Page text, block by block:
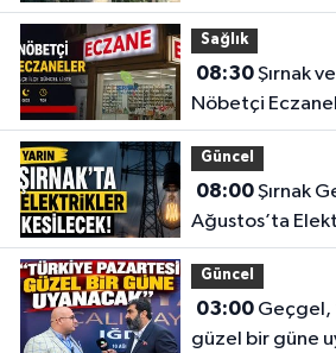
Sağlık
08:30Şırnak ve İlçelerinde
Nöbetçi
Güncel
08:00Şırnak Genelinde 10
Ağustos’ta
Yapılacak
Güncel
03:00Geçgel, “Türkiye pazartesi
güzel bir güne